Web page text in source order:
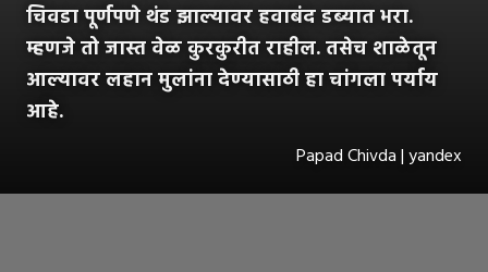
चिवडा पूर्णपणे थंड झाल्यावर हवाबंद डब्यात भरा.
म्हणजे तो जास्त वेळ कुरकुरीत राहील. तसेच शाळेतून
आल्यावर लहान मुलांना देण्यासाठी हा चांगला पर्याय
आहे.
Papad Chivda | yandex